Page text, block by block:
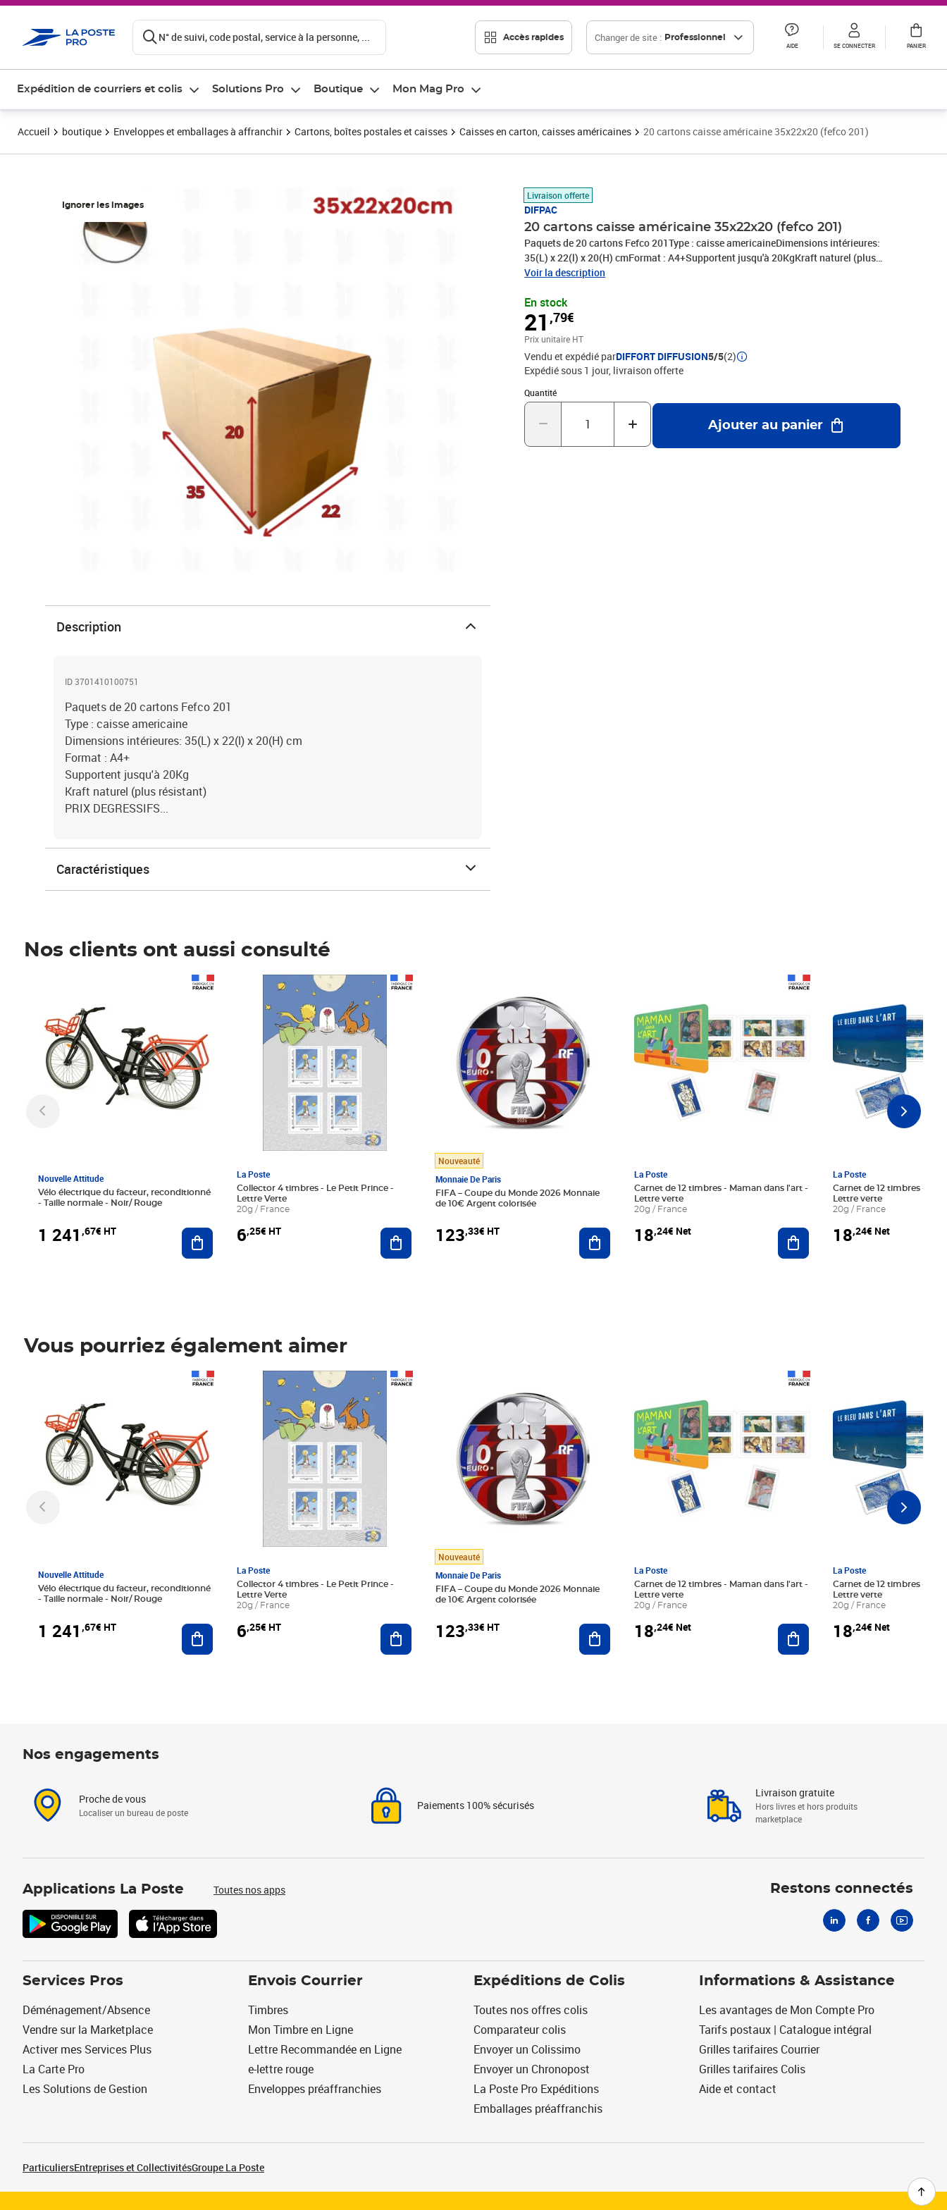
N° de suivi, code postal, service à la personne, ... Accès rapides Changer de site : Professionnel
AIDE SE CONNECTER PANIER
Expédition de courriers et colis Solutions Pro Boutique Mon Mag Pro
Accueil boutique Enveloppes et emballages à affranchir Cartons, boîtes postales et caisses Caisses en carton, caisses américaines 20 cartons caisse américaine 35x22x20 (fefco 201)
Ignorer les images
Livraison offerte
DIFPAC
20 cartons caisse américaine 35x22x20 (fefco 201)
Paquets de 20 cartons Fefco 201Type : caisse americaineDimensions intérieures:
35(L) x 22(l) x 20(H) cmFormat : A4+Supportent jusqu'à 20KgKraft naturel (plus
résistant)PRIX DEGRESSIFS...
Voir la description
En stock
21,79€
Prix 21,79€
Prix unitaire HT
Vendu et expédié parDIFFORT DIFFUSION5/5(2)
Expédié sous 1 jour livraison offerte
Quantité
Quantité : 1
Ajouter au panier
Description
ID 3701410100751
Paquets de 20 cartons Fefco 201
Type : caisse americaine
Dimensions intérieures: 35(L) x 22(l) x 20(H) cm
Format : A4+
Supportent jusqu'à 20Kg
Kraft naturel (plus résistant)
PRIX DEGRESSIFS...
Caractéristiques
Nos clients ont aussi consulté
Nouvelle Attitude
Vélo électrique du facteur, reconditionné
- Taille normale - Noir/ Rouge
1 241 ,67€ HT Ajouter au panier
La Poste
Collector 4 timbres - Le Petit Prince -
Lettre Verte
20g / France
6,25€ HT
Prix 6,25€ HT
Ajouter au panier
Nouveauté
Monnaie De Paris
FIFA – Coupe du Monde 2026 Monnaie
de 10€ Argent colorisée
123,33€ HT Ajouter au panier
La Poste
Carnet de 12 timbres - Maman dans l'art -
Lettre verte
20g / France
18,24€ Net Ajouter au panier
La Poste
Carnet de 12 timbres - Le
Lettre verte
20g / France
18,24€ Net
Vous pourriez également aimer
Nouvelle Attitude
Vélo électrique du facteur, reconditionné
- Taille normale - Noir/ Rouge
1 241 ,67€ HT Ajouter au panier
La Poste
Collector 4 timbres - Le Petit Prince -
Lettre Verte
20g / France
6,25€ HT
Prix 6,25€ HT
Ajouter au panier
Nouveauté
Monnaie De Paris
FIFA – Coupe du Monde 2026 Monnaie
de 10€ Argent colorisée
123,33€ HT Ajouter au panier
La Poste
Carnet de 12 timbres - Maman dans l'art -
Lettre verte
20g / France
18,24€ Net Ajouter au panier
La Poste
Carnet de 12 timbres - Le
Lettre verte
20g / France
18,24€ Net
Nos engagements
Proche de vous
Localiser un bureau de poste
Paiements 100% sécurisés
Livraison gratuite
Hors livres et hors produits
marketplace
Applications La Poste Toutes nos apps Restons connectés
Services Pros
Déménagement/Absence
Vendre sur la Marketplace
Activer mes Services Plus
La Carte Pro
Les Solutions de Gestion
Envois Courrier
Timbres
Mon Timbre en Ligne
Lettre Recommandée en Ligne
e-lettre rouge
Enveloppes préaffranchies
Expéditions de Colis
Toutes nos offres colis
Comparateur colis
Envoyer un Colissimo
Envoyer un Chronopost
La Poste Pro Expéditions
Emballages préaffranchis
Informations & Assistance
Les avantages de Mon Compte Pro
Tarifs postaux | Catalogue intégral
Grilles tarifaires Courrier
Grilles tarifaires Colis
Aide et contact
ParticuliersEntreprises et CollectivitésGroupe La Poste